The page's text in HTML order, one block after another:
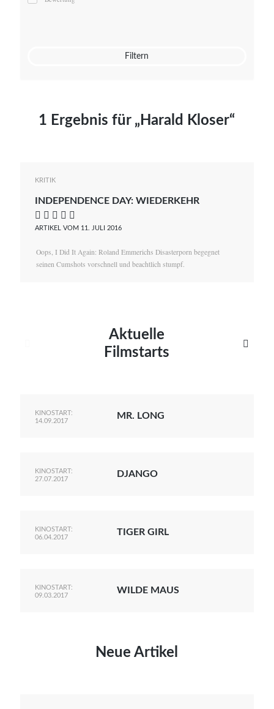
Mato von Vogelstein
Filtern
1 Ergebnis für „Harald Kloser“
KRITIK
INDEPENDENCE DAY: WIEDERKEHR
    
ARTIKEL VOM 11. JULI 2016
Oops, I Did It Again: Roland Emmerichs Disasterporn begegnet
seinen Cumshots vorschnell und beachtlich stumpf.
Aktuelle
Filmstarts

KINOSTART:
14.09.2017
MR. LONG
KINOSTART:
27.07.2017
DJANGO
KINOSTART:
06.04.2017
TIGER GIRL
KINOSTART:
09.03.2017
WILDE MAUS
Neue Artikel